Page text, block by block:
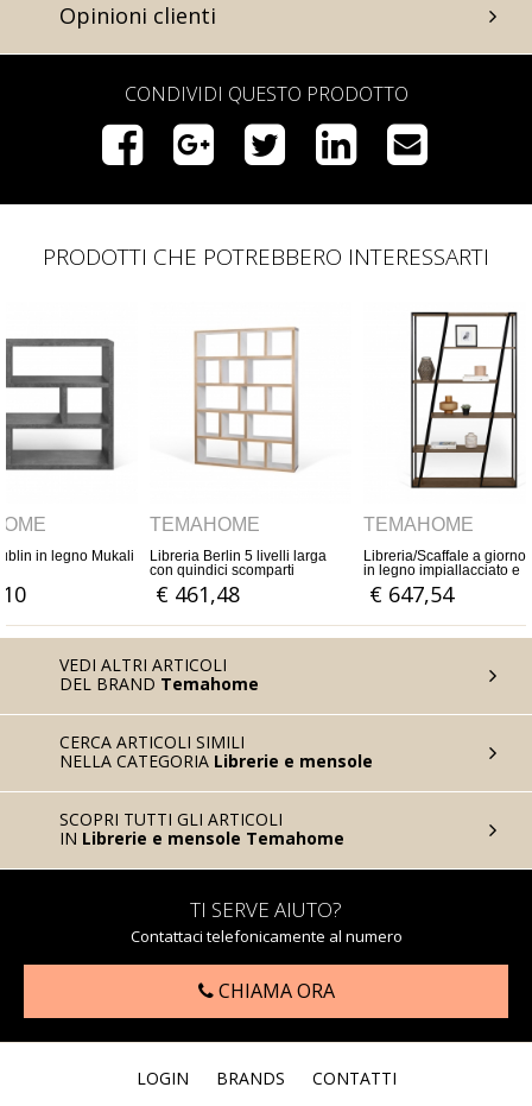
Opinioni clienti
CONDIVIDI QUESTO PRODOTTO
PRODOTTI CHE POTREBBERO INTERESSARTI
5 livelli larga
TEMAHOME
Libreria/Scaffale a giorno Albi
in legno impiallacciato e
metallo rovere o noce
€ 647,54
TEMAHOME
Libreria Wind con linee
diagonali in rovere
€ 395,08
VEDI ALTRI ARTICOLI
DEL BRAND Temahome
CERCA ARTICOLI SIMILI
NELLA CATEGORIA Librerie e mensole
SCOPRI TUTTI GLI ARTICOLI
IN Librerie e mensole Temahome
TI SERVE AIUTO?
Contattaci telefonicamente al numero
CHIAMA ORA
LOGIN BRANDS CONTATTI